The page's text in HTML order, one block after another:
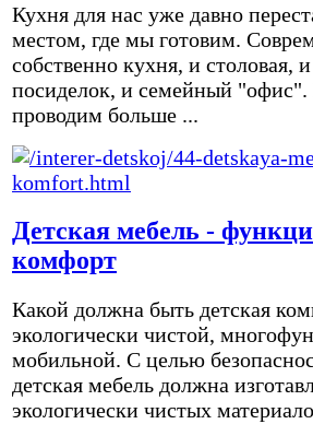
Кухня для нас уже давно
местом, где мы готовим.
собственно кухня, и столовая,
посиделок, и семейный
проводим больше ...
Детская мебель -
комфорт
Какой должна быть детская
экологически чистой,
мобильной. С целью
детская мебель должна
экологически чистых